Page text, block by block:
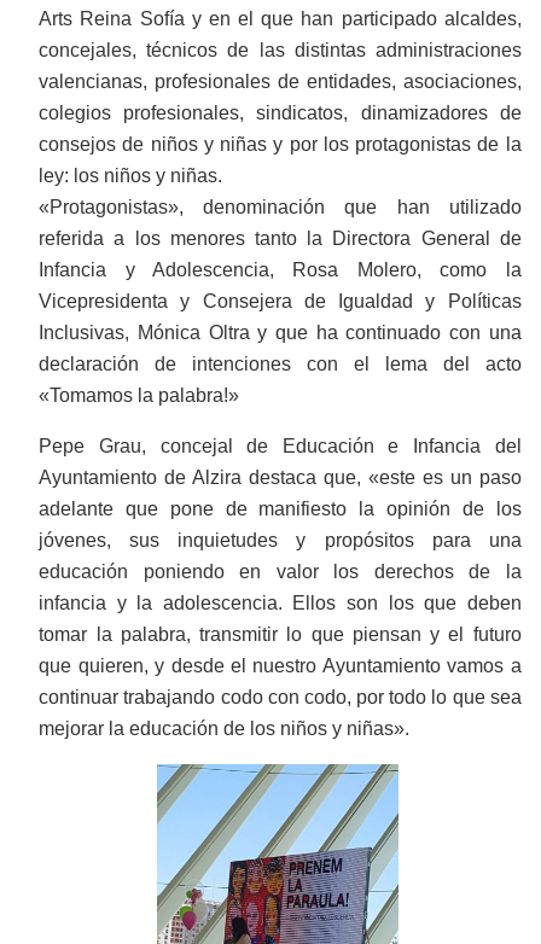
Arts Reina Sofía y en el que han participado alcaldes,
concejales, técnicos de las distintas administraciones
valencianas, profesionales de entidades, asociaciones,
colegios profesionales, sindicatos, dinamizadores de
consejos de niños y niñas y por los protagonistas de la
ley: los niños y niñas.
«Protagonistas», denominación que han utilizado
referida a los menores tanto la Directora General de
Infancia y Adolescencia, Rosa Molero, como la
Vicepresidenta y Consejera de Igualdad y Políticas
Inclusivas, Mónica Oltra y que ha continuado con una
declaración de intenciones con el lema del acto
«Tomamos la palabra!»
Pepe Grau, concejal de Educación e Infancia del
Ayuntamiento de Alzira destaca que, «este es un paso
adelante que pone de manifiesto la opinión de los
jóvenes, sus inquietudes y propósitos para una
educación poniendo en valor los derechos de la
infancia y la adolescencia. Ellos son los que deben
tomar la palabra, transmitir lo que piensan y el futuro
que quieren, y desde el nuestro Ayuntamiento vamos a
continuar trabajando codo con codo, por todo lo que sea
mejorar la educación de los niños y niñas».